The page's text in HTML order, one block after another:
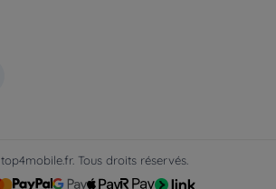
top4mobile.fr. Tous droits réservés.